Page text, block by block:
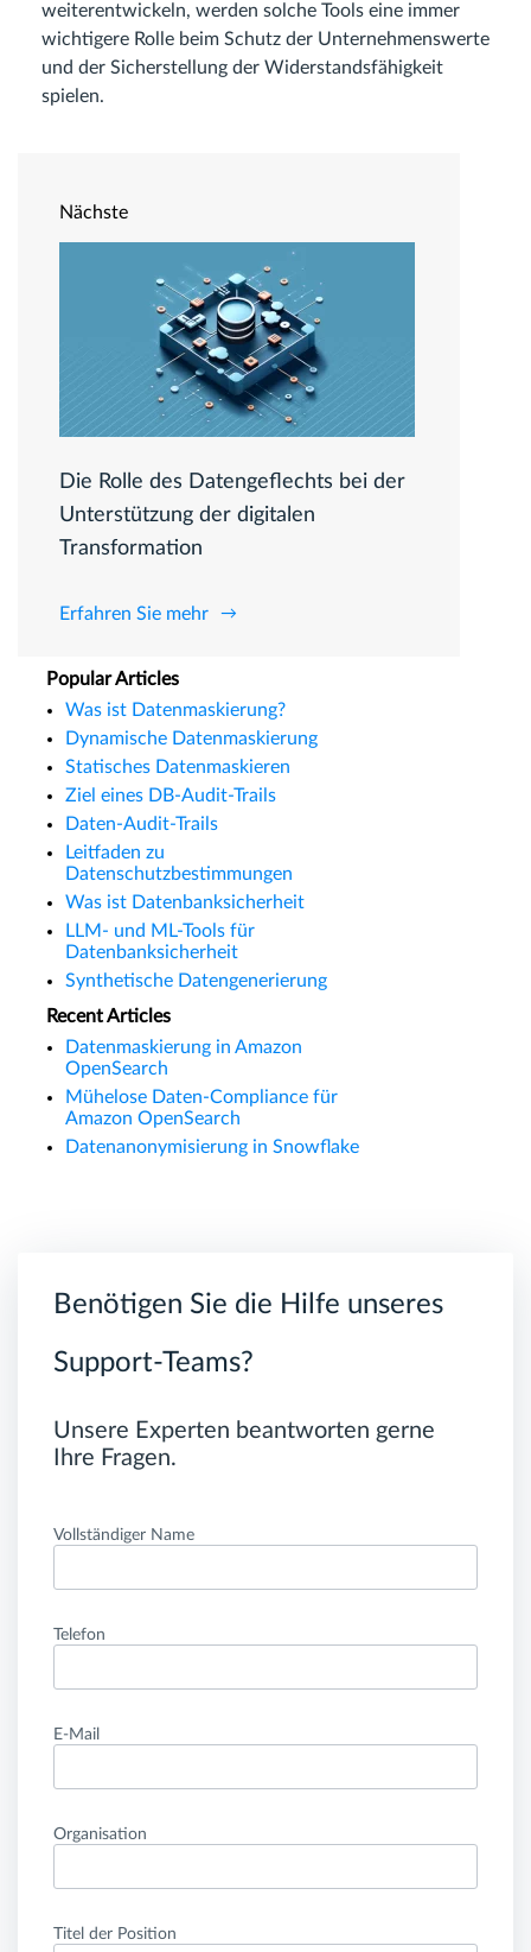
weiterentwickeln, werden solche Tools eine immer
wichtigere Rolle beim Schutz der Unternehmenswerte
und der Sicherstellung der Widerstandsfähigkeit
spielen.
Nächste
Die Rolle des Datengeflechts bei der
Unterstützung der digitalen
Transformation
Erfahren Sie mehr
Popular Articles
Was ist Datenmaskierung?
Dynamische Datenmaskierung
Statisches Datenmaskieren
Ziel eines DB-Audit-Trails
Daten-Audit-Trails
Leitfaden zu
Datenschutzbestimmungen
Was ist Datenbanksicherheit
LLM- und ML-Tools für
Datenbanksicherheit
Synthetische Datengenerierung
Recent Articles
Datenmaskierung in Amazon
OpenSearch
Mühelose Daten-Compliance für
Amazon OpenSearch
Datenanonymisierung in Snowflake
Benötigen Sie die Hilfe unseres
Support-Teams?
Unsere Experten beantworten gerne
Ihre Fragen.
Vollständiger Name
Telefon
E-Mail
Organisation
Titel der Position